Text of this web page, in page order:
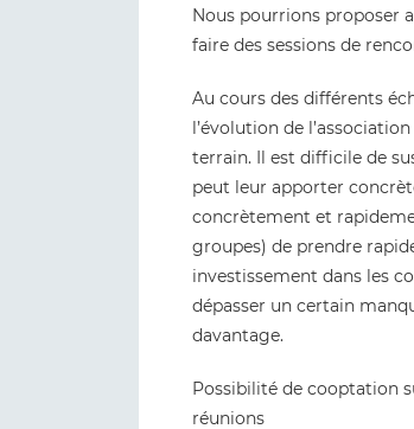
Nous pourrions proposer
faire des sessions de
Au cours des différents
l’évolution de
terrain. Il est difficile de
peut leur apporter
concrètement et
groupes) de prendre
investissement dans les
dépasser un certain
davantage.
Possibilité de cooptation
réunions